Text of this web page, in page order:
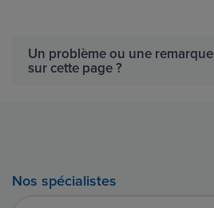
Un problème ou une remarque
sur cette page ?
Nos spécialistes